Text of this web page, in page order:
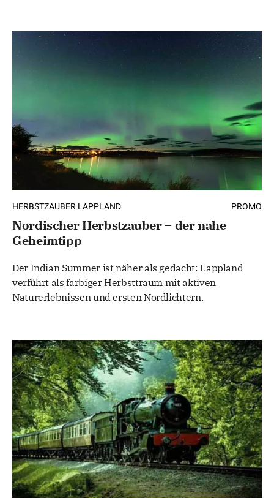
PROMO
HERBSTZAUBER LAPPLAND
Nordischer Herbstzauber – der nahe
Geheimtipp
Der Indian Summer ist näher als gedacht: Lappland
verführt als farbiger Herbsttraum mit aktiven
Naturerlebnissen und ersten Nordlichtern.